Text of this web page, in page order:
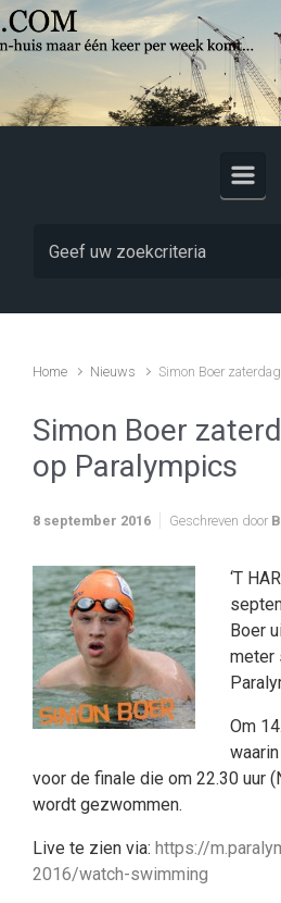
Skip to main content
Home Nieuws Simon Boer
Simon Boer
op Paralympics
8 september 2016 Geschreven door
‘T
Boer
meter
Om
voor de finale die om 22.30 uur
wordt gezwommen.
Live te zien via: https://
2016/watch-swimming